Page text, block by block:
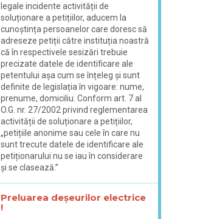
legale incidente activității de
soluționare a petițiilor, aducem la
cunoștința persoanelor care doresc să
adreseze petiții către instituția noastră
că în respectivele sesizări trebuie
precizate datele de identificare ale
petentului așa cum se înțeleg și sunt
definite de legislația în vigoare: nume,
prenume, domiciliu. Conform art. 7 al
O.G. nr. 27/2002 privind reglementarea
activității de soluționare a petițiilor,
„petițiile anonime sau cele în care nu
sunt trecute datele de identificare ale
petiționarului nu se iau în considerare
și se clasează.”
Preluarea deșeurilor electrice
!